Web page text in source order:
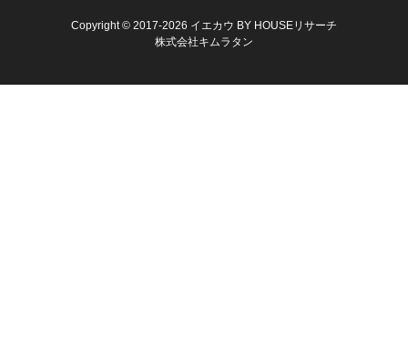
Copyright © 2017-2026 イエカウ BY HOUSEリサーチ
株式会社キムラタン